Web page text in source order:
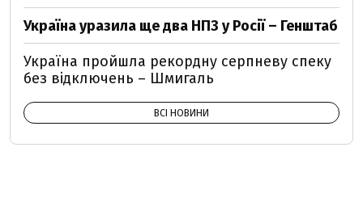
Україна уразила ще два НПЗ у Росії – Генштаб
Україна пройшла рекордну серпневу спеку
без відключень – Шмигаль
ВСІ НОВИНИ